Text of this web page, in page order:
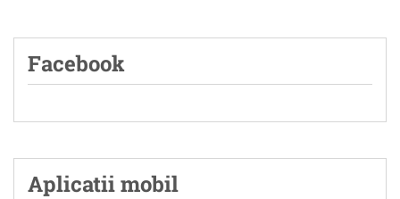
Facebook
Aplicatii mobil